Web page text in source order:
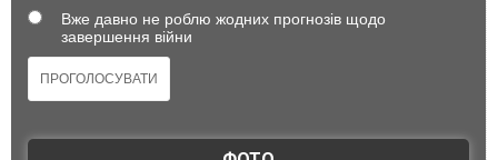
Вже давно не роблю жодних прогнозів щодо
завершення війни